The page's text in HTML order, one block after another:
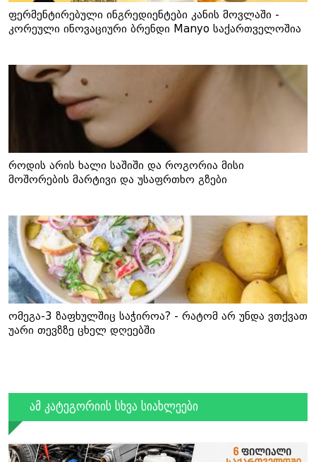
ფერმენტირებული ინგრედიენტები კანის მოვლაში -
კორეული ინოვაციური ბრენდი Manyo საქართველოშია
როდის არის ხალი საშიში და როგორია მისი
მოშორების მარტივი და უსაფრთხო გზები
ომეგა-3 ზაფხულშიც საჭიროა? - რატომ არ უნდა ვთქვათ
უარი თევზზე ცხელ დღეებში
ამ კატეგორიის სხვა სიახლეები